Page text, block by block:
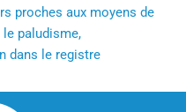
proches aux moyens de
paludisme,
dans le registre